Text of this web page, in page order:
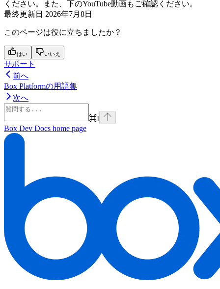
ください。また、下のYouTube動画もご確認ください。
最終更新日 2026年7月8日
このページは役に立ちましたか？
はい いいえ
サポート
前へ
Box Platformの用語集
次へ
⌘I
Box Dev Docs home page